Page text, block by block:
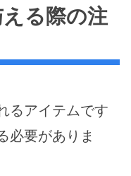
る際の注
るアイテムです
必要がありま